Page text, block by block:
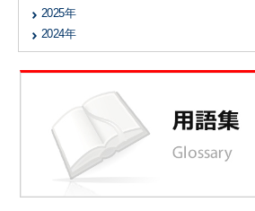
2025年
2024年